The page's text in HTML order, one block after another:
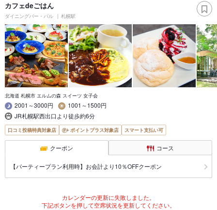
カフェdeごはん
ダイニングバー・バル 札幌駅
北海道 札幌市 エルムの森 スイーツ 女子会
2001～3000円
1001～1500円
JR札幌駅西出口より徒歩約6分
口コミ投稿特典対象店 ポイントプラス対象店 スマート支払い可
クーポン コース
【パーティープラン利用時】お会計より10％OFFクーポン
カレンダーの更新に失敗しました。
下記ボタンを押して空席状況を更新してください。